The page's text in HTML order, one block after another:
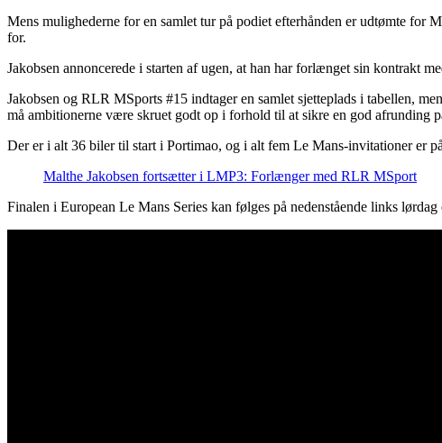
Mens mulighederne for en samlet tur på podiet efterhånden er udtømte for
for.
Jakobsen annoncerede i starten af ugen, at han har forlænget sin kontrakt
Jakobsen og RLR MSports #15 indtager en samlet sjetteplads i tabellen,
må ambitionerne være skruet godt op i forhold til at sikre en god afrunding
Der er i alt 36 biler til start i Portimao, og i alt fem Le Mans-invitationer
Malthe Jakobsen fortsætter i LMP3: Forlænger med RLR MSport
Finalen i European Le Mans Series kan følges på nedenstående links